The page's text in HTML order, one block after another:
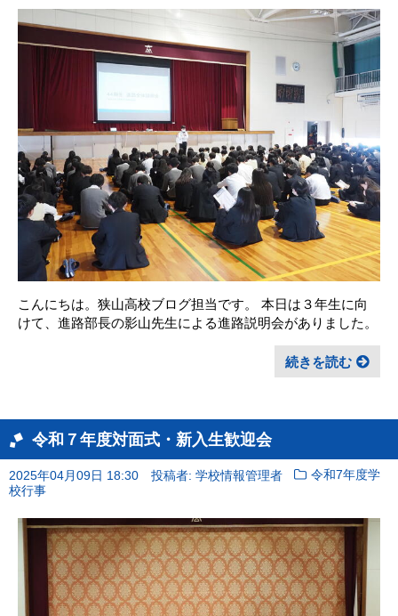
こんにちは。狭山高校ブログ担当です。 本日は３年生に向
けて、進路部長の影山先生による進路説明会がありました。
続きを読む
令和７年度対面式・新入生歓迎会
2025年04月09日 18:30 投稿者: 学校情報管理者
令和7年度学
校行事